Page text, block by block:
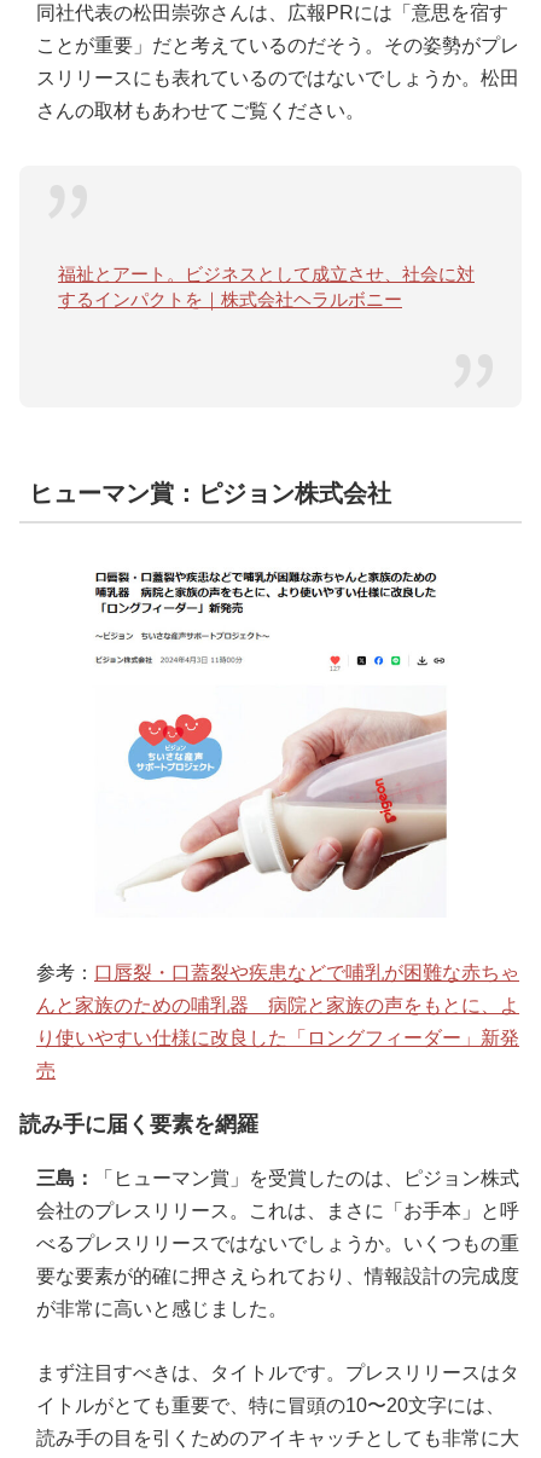
同社代表の松田崇弥さんは、広報PRには「意思を宿す
ことが重要」だと考えているのだそう。その姿勢がプレ
スリリースにも表れているのではないでしょうか。松田
さんの取材もあわせてご覧ください。
福祉とアート。ビジネスとして成立させ、社会に対
するインパクトを｜株式会社ヘラルボニー
ヒューマン賞：ピジョン株式会社
参考： 口唇裂・口蓋裂や疾患などで哺乳が困難な赤ちゃ
んと家族のための哺乳器 病院と家族の声をもとに、よ
り使いやすい仕様に改良した「ロングフィーダー」新発
売
読み手に届く要素を網羅
三島：
「ヒューマン賞」を受賞したのは、ピジョン株式
会社のプレスリリース。これは、まさに「お手本」と呼
べるプレスリリースではないでしょうか。いくつもの重
要な要素が的確に押さえられており、情報設計の完成度
が非常に高いと感じました。
まず注目すべきは、タイトルです。プレスリリースはタ
イトルがとても重要で、特に冒頭の10〜20文字には、
読み手の目を引くためのアイキャッチとしても非常に大